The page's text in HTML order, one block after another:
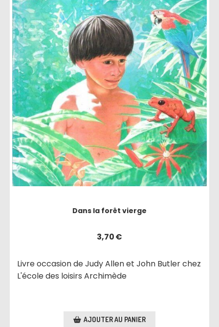
Dans la forêt vierge
3,70€
Livre occasion de Judy Allen et John Butler chez
L'école des loisirs Archimède
AJOUTER AU PANIER